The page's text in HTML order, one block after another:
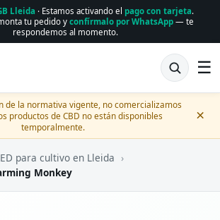
Lleida · Estamos activando el pago con tarjeta.
tu pedido y confírmalo por WhatsApp— te
respondemos al momento.
☰
de la normativa vigente, no comercializamos
productos de CBD no están disponibles
temporalmente.
×
para cultivo en Lleida ›
Monkey